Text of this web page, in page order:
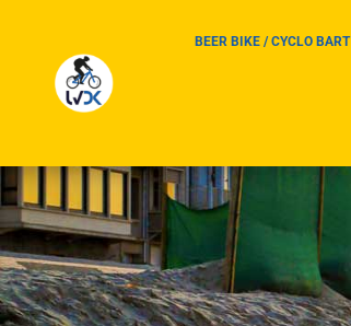
BEER BIKE / CYCLO BART